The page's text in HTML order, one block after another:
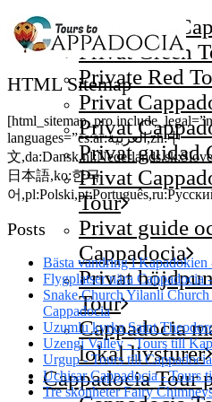
Aktiviteter för
Privat Green
Private Red
Privat
Privat
Privat guidad
Privat
Tour
Privat guide
Cappadocia
Privat
Tour
Cappadocia
lokal livsturer
Cappadocia Tour
HTML Sitemap
[html_sitemap_pro
languages=”es:ar:العربية,zh:中
文
日本語,ko:한국
어
Posts
Bästa vandring i
Flygplatser nära Cappadocia
Snake Church Yilanli
Cappadocia
Uzumlu kyrka Saint
Uzengi Valley - Tours till
Urgup - Tours till Cappadocia
Uchisar Cappadocia - Tours
Tre skönheter Fairy